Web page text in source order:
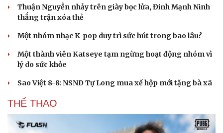
Thuận Nguyễn nhảy trên giày bọc lửa, Đinh Mạnh Ninh
thắng trận xóa thẻ
Một nhóm nhạc K-pop duy trì sức hút trong bao lâu?
Một thành viên Katseye tạm ngừng hoạt động nhóm vì
lý do sức khỏe
Sao Việt 8-8: NSND Tự Long mua xế hộp mới tặng bà xã
THỂ THAO